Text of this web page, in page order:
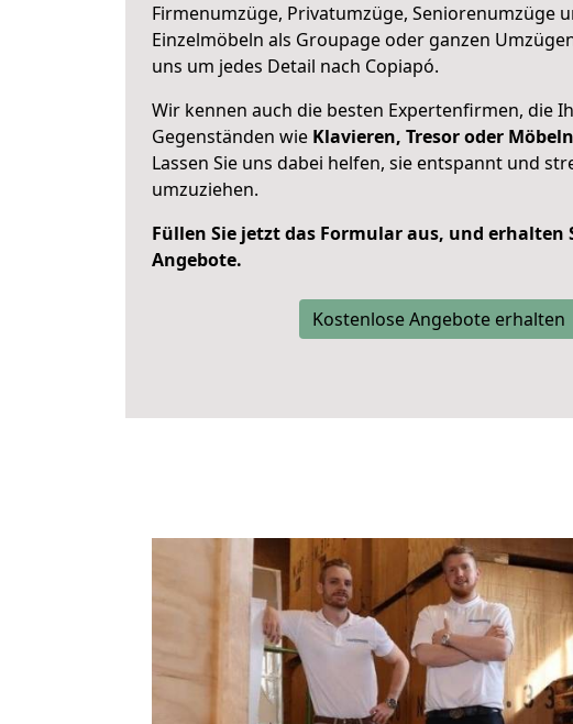
Firmenumzüge, Privatumzüge, Seniorenumzüge
Einzelmöbeln als Groupage oder ganzen
uns um jedes Detail nach Copiapó.
Wir kennen auch die besten Expertenfirmen, die
Gegenständen wie Klavieren, Tresor oder Möbeln
Lassen Sie uns dabei helfen, sie entspannt und
umzuziehen.
Füllen Sie jetzt das Formular aus, und erhalten
Angebote.
Kostenlose Angebote erhalten